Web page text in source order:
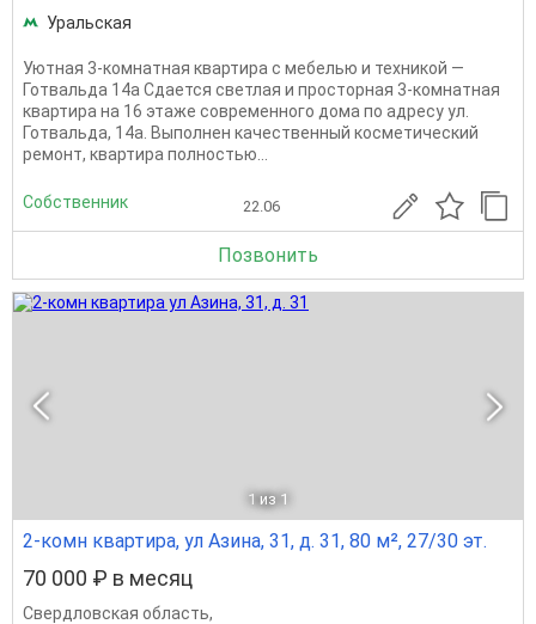
Уральская
Уютная 3-комнатная квартира с мебелью и техникой —
Готвальда 14а Сдается светлая и просторная 3-комнатная
квартира на 16 этаже современного дома по адресу ул.
Готвальда, 14а. Выполнен качественный косметический
ремонт, квартира полностью...
Собственник 22.06
Позвонить
1 из 1
2-комн квартира, ул Азина, 31, д. 31, 80 м², 27/30 эт.
70 000 ₽ в месяц
Свердловская область,